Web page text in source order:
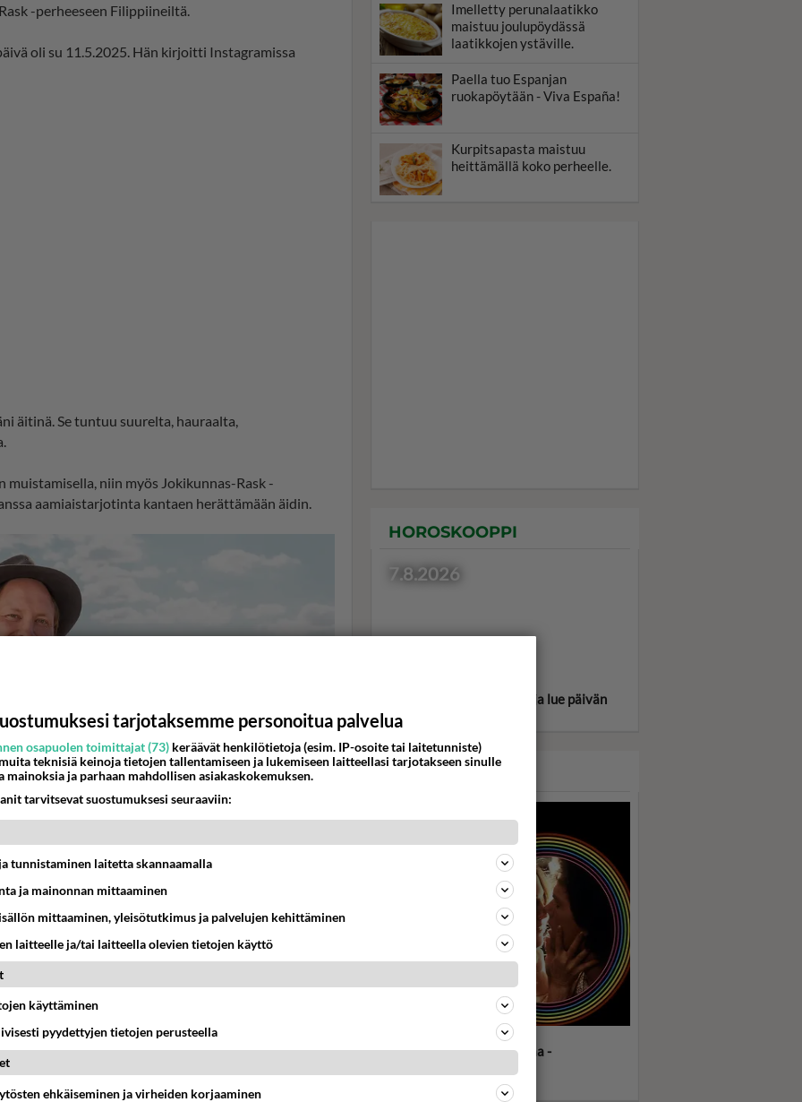
-perheeseen Filippiineiltä.
oli su 11.5.2025. Hän kirjoitti Instagramissa
äitinä. Se tuntuu suurelta, hauraalta,
muistamisella, niin myös Jokikunnas-Rask -
aamiaistarjotinta kantaen herättämään äidin.
-ohjelmassa. Kuva: MTV3
saamistaan muistamisista ja lahjoista:
ympäri. Sain kimpun valkovuokkoja, jotka oli
jotka hän oli paistanut omin pienin käsin. Sain
kera. Mutta arvokkain lahja on hän itse.
Imelletty perunalaatikko
maistuu joulupöydässä
laatikkojen ystäville.
Paella tuo Espanjan
ruokapöytään - Viva España!
Kurpitsapasta maistuu
heittämällä koko perheelle.
HOROSKOOPPI
7.8.2026
Valitse oma tähtimerkkisi ja lue päivän
horoskooppi!
Avoin seksi ja kokaiini
kirittävät pornotähden uraa -
tarjotaksemme personoitua palvelua
osapuolen toimittajat (73) keräävät henkilötietoja (esim. IP-osoite tai laitetunniste)
teknisiä keinoja tietojen tallentamiseen ja lukemiseen laitteellasi tarjotakseen sinulle
ja parhaan mahdollisen asiakaskokemuksen.
tarvitsevat suostumuksesi seuraaviin:
tunnistaminen laitetta skannaamalla
ja mainonnan mittaaminen
mittaaminen, yleisötutkimus ja palvelujen kehittäminen
laitteelle ja/tai laitteella olevien tietojen käyttö
käyttäminen
pyydettyjen tietojen perusteella
ehkäiseminen ja virheiden korjaaminen